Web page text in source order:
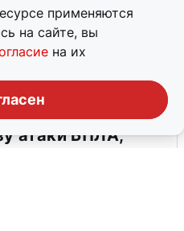
применяются
на сайте, вы
на их
атаки БПЛА,